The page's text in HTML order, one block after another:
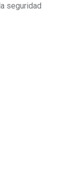
seguridad